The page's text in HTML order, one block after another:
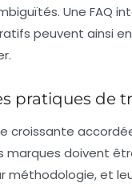
Une FAQ
peuvent ainsi
pratiques de
croissante
marques doivent
méthodologie, et